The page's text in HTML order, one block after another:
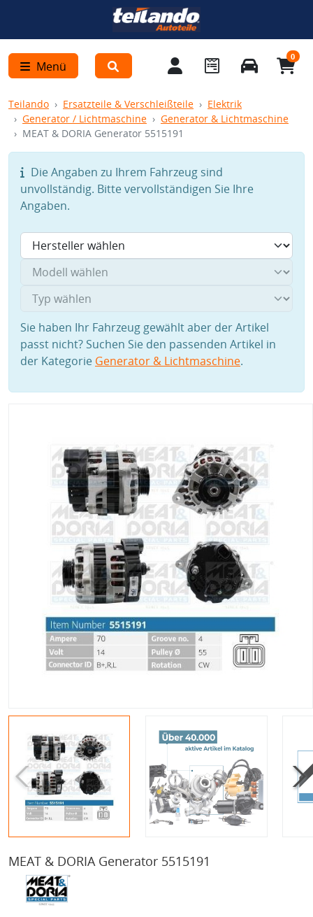
Menü
0
Teilando Ersatzteile & Verschleißteile
Elektrik
Generator / Lichtmaschine
Generator & Lichtmaschine
MEAT & DORIA Generator 5515191
Die Angaben zu Ihrem Fahrzeug sind
unvollständig. Bitte vervollständigen Sie Ihre
Angaben.
Sie haben Ihr Fahrzeug gewählt aber der Artikel
passt nicht? Suchen Sie den passenden Artikel in
der Kategorie Generator & Lichtmaschine.
MEAT & DORIA Generator 5515191